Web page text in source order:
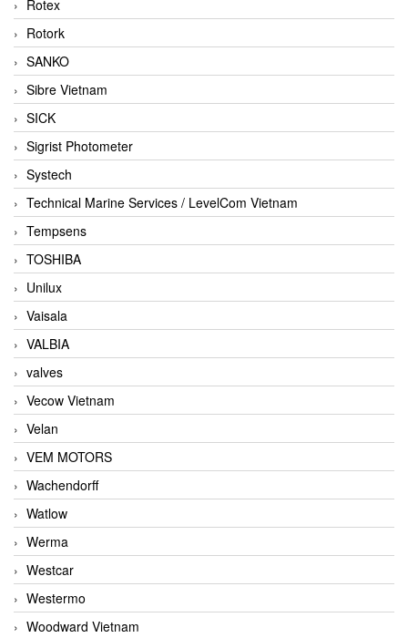
Rotex
Rotork
SANKO
Sibre Vietnam
SICK
Sigrist Photometer
Systech
Technical Marine Services / LevelCom Vietnam
Tempsens
TOSHIBA
Unilux
Vaisala
VALBIA
valves
Vecow Vietnam
Velan
VEM MOTORS
Wachendorff
Watlow
Werma
Westcar
Westermo
Woodward Vietnam